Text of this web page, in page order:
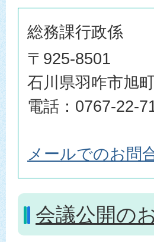
総務課行政係
〒925-8501
石川県羽咋市旭
電話：0767-22-
メールでのお問
会議公開の